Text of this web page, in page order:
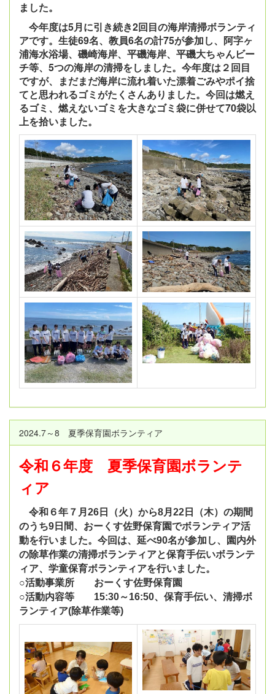
ました。
今年度は5月に引き続き2回目の海岸清掃ボランティ
アです。生徒69名、教員6名の計75が参加し、阿字ヶ
浦海水浴場、磯崎海岸、平磯海岸、平磯大ちゃんビー
チ等、5つの海岸の清掃をしました。今年度は２回目
ですが、まだまだ海岸に流れ着いた漂着ごみやポイ捨
てと思われるゴミがたくさんありました。今回は燃え
るゴミ、燃えないゴミを大きなゴミ袋に併せて70袋以
上を拾いました。
2024.7～8 夏季保育園ボランティア
令和６年度 夏季保育園ボランテ
ィア
令和６年７月26日（火）から8月22日（木）の期間
のうち9日間、おーくす佐野保育園でボランティア活
動を行いました。今回は、延べ90名が参加し、園内外
の除草作業の清掃ボランティアと保育手伝いボランテ
ィア、学童保育ボランティアを行いました。
○活動事業所 おーくす佐野保育園
○活動内容等 15:30～16:50、保育手伝い、清掃ボ
ランティア(除草作業等)